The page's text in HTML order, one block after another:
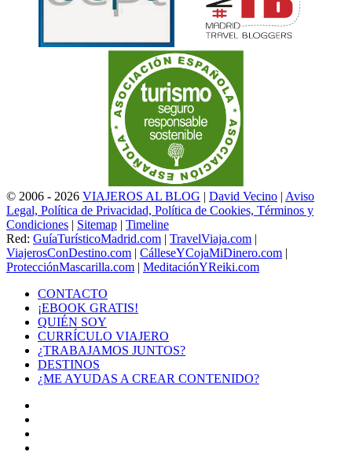
© 2006 - 2026 VIAJEROS AL BLOG | David Vecino | Aviso
Legal, Política de Privacidad, Política de Cookies, Términos y
Condiciones | Sitemap | Timeline
Red: GuíaTurísticoMadrid.com | TravelViaja.com |
ViajerosConDestino.com | CálleseYCojaMiDinero.com |
ProtecciónMascarilla.com | MeditaciónYReiki.com
CONTACTO
¡EBOOK GRATIS!
QUIÉN SOY
CURRÍCULO VIAJERO
¿TRABAJAMOS JUNTOS?
DESTINOS
¿ME AYUDAS A CREAR CONTENIDO?